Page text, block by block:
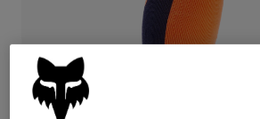
Pantaloni
Pantaloncini
Guanti
Giacche
Vedi tutto
Maschere
Calze
Vedi tutto